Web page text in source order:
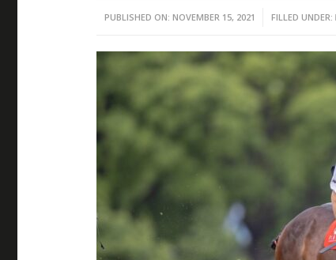
PUBLISHED ON: NOVEMBER 15, 2021 FILLED UNDER: